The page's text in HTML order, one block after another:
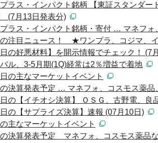
ラス・インパクト銘柄 【東証スタンダ
(7月13日発表分)
ラス・インパクト銘柄・寄付 … マネフ
注目ニュース！ ★ワンプラ、コジマ、イ
日の好悪材料】を開示情報でチェック！ (7
ル、3-5月期(1Q)経常は2％増益で着地
の主なマーケットイベント
決算発表予定 … マネフォ、コスモス薬品
の【イチオシ決算】 ＯＳＧ、古野電、良
の【サプライズ決算】速報 (07月10日)
主なマーケットイベント
決算発表予定 マネフォ、コスモス薬品